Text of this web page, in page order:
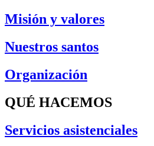
Misión y valores
Nuestros santos
Organización
QUÉ HACEMOS
Servicios asistenciales